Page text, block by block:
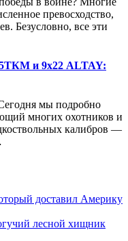
превосходство,
Безусловно, все эти
и 9х22 ALTAY:
мы подробно
многих охотников и
калибров —
доставил Америку
лесной хищник